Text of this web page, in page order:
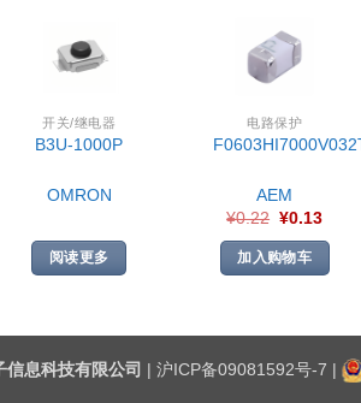
开关/继电器
B3U-1000P
OMRON
阅读更多
电路保护
AEM
¥0.22 ¥0.13
加入购物车
信息科技有限公司 | 沪ICP备09081592号-7 |